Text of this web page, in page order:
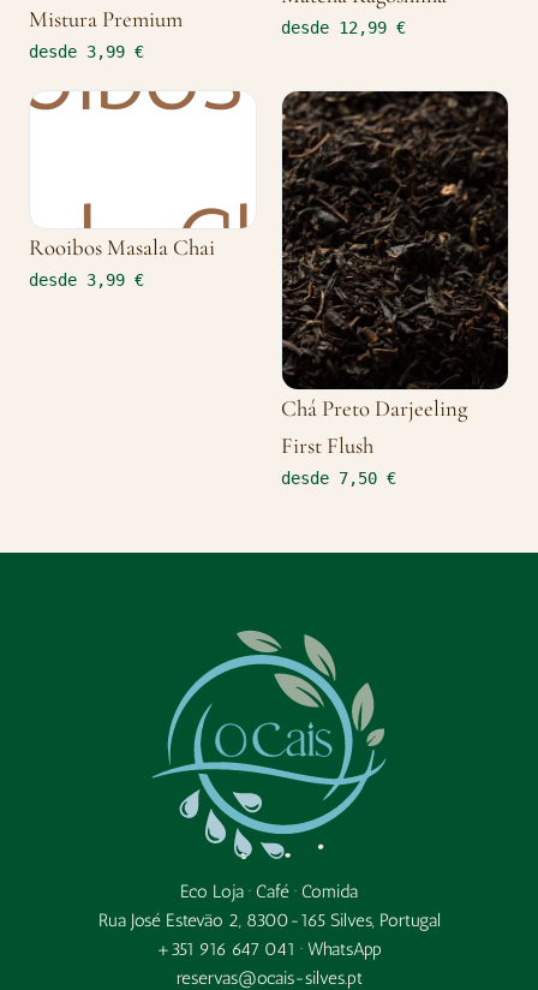
Mistura Premium
desde 3,99 €
desde 12,99 €
Rooibos Masala Chai
desde 3,99 €
Chá Preto Darjeeling
First Flush
desde 7,50 €
Eco Loja · Café · Comida
Rua José Estevão 2, 8300-165 Silves, Portugal
+351 916 647 041 · WhatsApp
reservas@ocais-silves.pt